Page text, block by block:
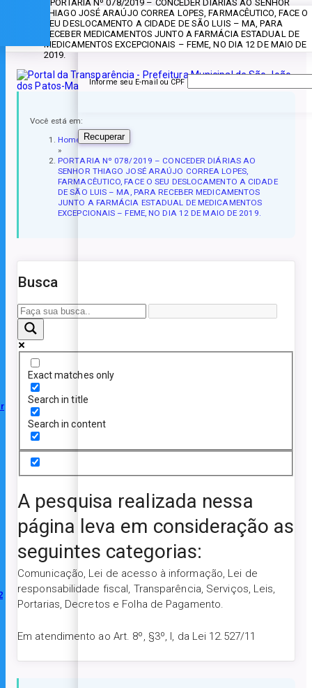
» PORTARIA Nº 078/2019 – CONCEDER DIÁRIAS AO SENHOR
THIAGO JOSÉ ARAÚJO CORREA LOPES, FARMACÊUTICO, FACE O
SEU DESLOCAMENTO A CIDADE DE SÃO LUIS – MA, PARA
RECEBER MEDICAMENTOS JUNTO A FARMÁCIA ESTADUAL DE
MEDICAMENTOS EXCEPCIONAIS – FEME, NO DIA 12 DE MAIO DE
2019.
Você está em:
Home
»
PORTARIA Nº 078/2019 – CONCEDER DIÁRIAS AO
SENHOR THIAGO JOSÉ ARAÚJO CORREA LOPES,
FARMACÊUTICO, FACE O SEU DESLOCAMENTO A CIDADE
DE SÃO LUIS – MA, PARA RECEBER MEDICAMENTOS
JUNTO A FARMÁCIA ESTADUAL DE MEDICAMENTOS
EXCEPCIONAIS – FEME, NO DIA 12 DE MAIO DE 2019.
Busca
Exact matches only
Search in title
Search in content
A pesquisa realizada nessa
página leva em consideração as
seguintes categorias:
Comunicação, Lei de acesso à informação, Lei de
responsabilidade fiscal, Transparência, Serviços, Leis,
Portarias, Decretos e Folha de Pagamento.
Em atendimento ao Art. 8º, §3º, I, da Lei 12.527/11
Esqueceu a senha?
Informe seu E-mail ou CPF
Recuperar